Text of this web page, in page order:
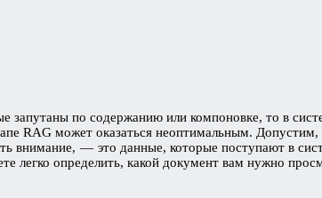
по содержанию или компоновке, то в
RAG может оказаться неоптимальным.
внимание, — это данные, которые поступают в
легко определить, какой документ вам нужно